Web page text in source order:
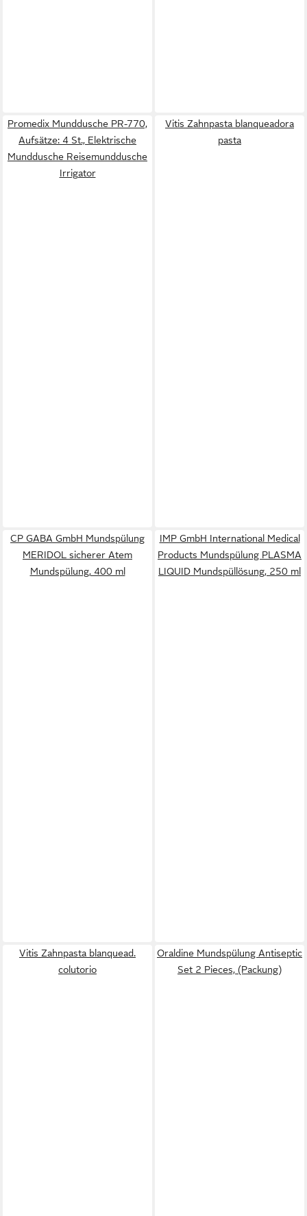
Promedix Munddusche PR-770,
Aufsätze: 4 St., Elektrische
Munddusche Reisemunddusche
Irrigator
Vitis Zahnpasta blanqueadora
pasta
CP GABA GmbH Mundspülung
MERIDOL sicherer Atem
Mundspülung, 400 ml
IMP GmbH International Medical
Products Mundspülung PLASMA
LIQUID Mundspüllösung, 250 ml
Vitis Zahnpasta blanquead.
colutorio
Oraldine Mundspülung Antiseptic
Set 2 Pieces, (Packung)